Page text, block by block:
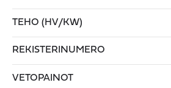
TEHO (HV/KW)
REKISTERINUMERO
VETOPAINOT